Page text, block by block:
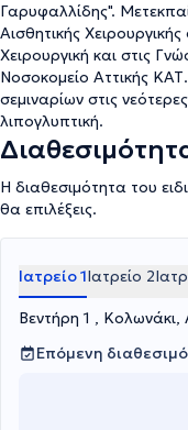
Γαρυφαλλίδης".
Αισθητικής
Χειρουργική και στις
Νοσοκομείο Αττικής
σεμιναρίων στις
λιπογλυπτική.
Η διαθεσιμότητα του
θα επιλέξεις.
Ιατρείο 1Ιατρείο 2
Βεντήρη 1 , Κολωνάκι,
Επόμενη